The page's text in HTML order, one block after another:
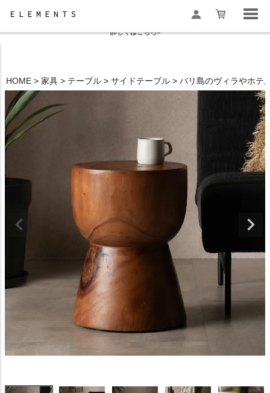
検索
夏季休業と一部地域配送遅延のお知らせ
詳しくはこちら>
HOME 家具 テーブル サイドテーブル バリ島のヴィラやホテ